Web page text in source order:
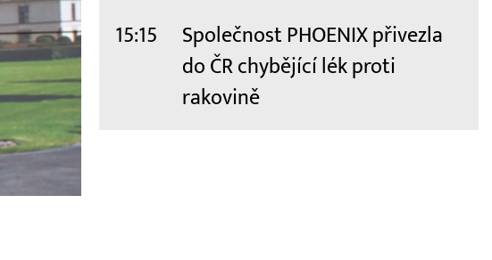
15:15
Společnost PHOENIX přivezla
do ČR chybějící lék proti
rakovině